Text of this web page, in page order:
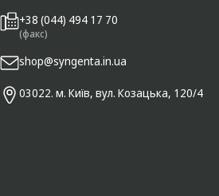
+38 (044) 494 17 70
(факс)
shop@syngenta.in.ua
03022. м. Київ, вул. Козацька, 120/4